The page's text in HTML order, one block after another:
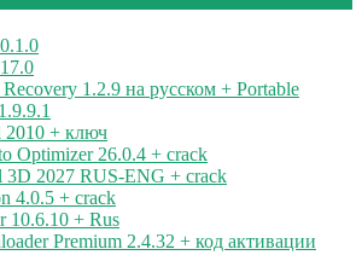
1.2.9 на русском + Portable
2010 + ключ
Optimizer 26.0.4 + crack
2027 RUS-ENG + crack
4.0.5 + crack
10.6.10 + Rus
Premium 2.4.32 + код активации